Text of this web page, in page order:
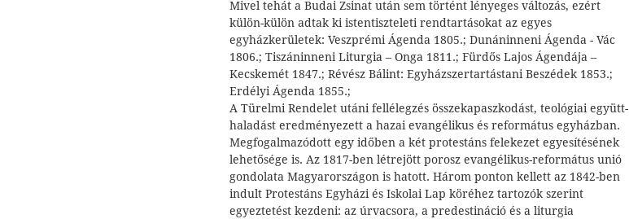
Mivel tehát a Budai Zsinat után sem történt lényeges változás, ezért
külön-külön adtak ki istentiszteleti rendtartásokat az egyes
egyházkerületek: Veszprémi Ágenda 1805.; Dunáninneni Ágenda - Vác
1806.; Tiszáninneni Liturgia – Onga 1811.; Fürdős Lajos Ágendája –
Kecskemét 1847.; Révész Bálint: Egyházszertartástani Beszédek 1853.;
Erdélyi Ágenda 1855.;
A Türelmi Rendelet utáni fellélegzés összekapaszkodást, teológiai együtt-
haladást eredményezett a hazai evangélikus és református egyházban.
Megfogalmazódott egy időben a két protestáns felekezet egyesítésének
lehetősége is. Az 1817-ben létrejött porosz evangélikus-református unió
gondolata Magyarországon is hatott. Három ponton kellett az 1842-ben
indult Protestáns Egyházi és Iskolai Lap köréhez tartozók szerint
egyeztetést kezdeni: az úrvacsora, a predestináció és a liturgia